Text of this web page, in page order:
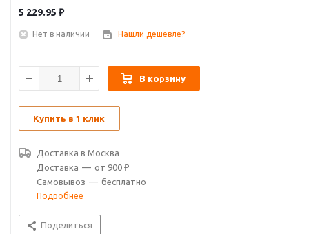
5 229.95 ₽
Нет в наличии Нашли дешевле?
В корзину
Купить в 1 клик
Доставка в Москва
Доставка — от 900 ₽
Самовывоз — бесплатно
Подробнее
Поделиться